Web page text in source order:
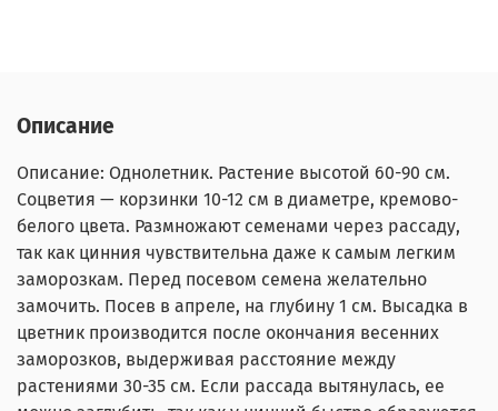
Описание
Описание: Однолетник. Растение высотой 60-90 см.
Соцветия — корзинки 10-12 см в диаметре, кремово-
белого цвета. Размножают семенами через рассаду,
так как цинния чувствительна даже к самым легким
заморозкам. Перед посевом семена желательно
замочить. Посев в апреле, на глубину 1 см. Высадка в
цветник производится после окончания весенних
заморозков, выдерживая расстояние между
растениями 30-35 см. Если рассада вытянулась, ее